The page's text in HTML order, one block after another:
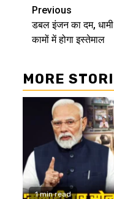
Continue
Reading
Previous
डबल इंजन का दम,
कामों में होगा इस्तेमाल
MORE
1 min read